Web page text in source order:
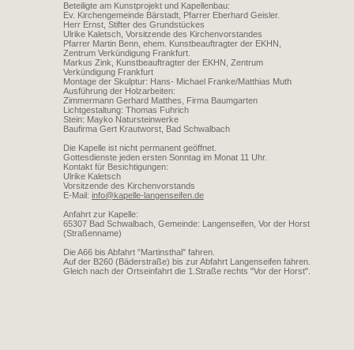
Beteiligte am Kunstprojekt und Kapellenbau:
Ev. Kirchengemeinde Bärstadt, Pfarrer Eberhard Geisler.
Herr Ernst, Stifter des Grundstückes
Ulrike Kaletsch, Vorsitzende des Kirchenvorstandes
Pfarrer Martin Benn, ehem. Kunstbeauftragter der EKHN,
Zentrum Verkündigung Frankfurt.
Markus Zink, Kunstbeauftragter der EKHN, Zentrum
Verkündigung Frankfurt
Montage der Skulptur: Hans- Michael Franke/Matthias Muth
Ausführung der Holzarbeiten:
Zimmermann Gerhard Matthes, Firma Baumgarten
Lichtgestaltung: Thomas Fuhrich
Stein: Mayko Natursteinwerke
Baufirma Gert Krautworst, Bad Schwalbach
Die Kapelle ist nicht permanent geöffnet.
Gottesdienste jeden ersten Sonntag im Monat 11 Uhr.
Kontakt für Besichtigungen:
Ulrike Kaletsch
Vorsitzende des Kirchenvorstands
E-Mail: info@kapelle-langenseifen.de
Anfahrt zur Kapelle:
65307 Bad Schwalbach, Gemeinde: Langenseifen, Vor der Horst
(Straßenname)
Die A66 bis Abfahrt "Martinsthal" fahren.
Auf der B260 (Bäderstraße) bis zur Abfahrt Langenseifen fahren.
Gleich nach der Ortseinfahrt die 1.Straße rechts "Vor der Horst".